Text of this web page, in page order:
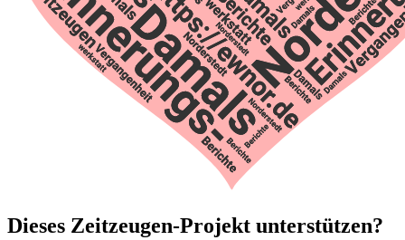
Dieses Zeitzeugen-Projekt unterstützen?